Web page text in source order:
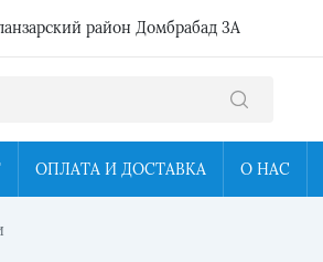
район Домбрабад 3А
ОПЛАТА И ДОСТАВКА О НАС